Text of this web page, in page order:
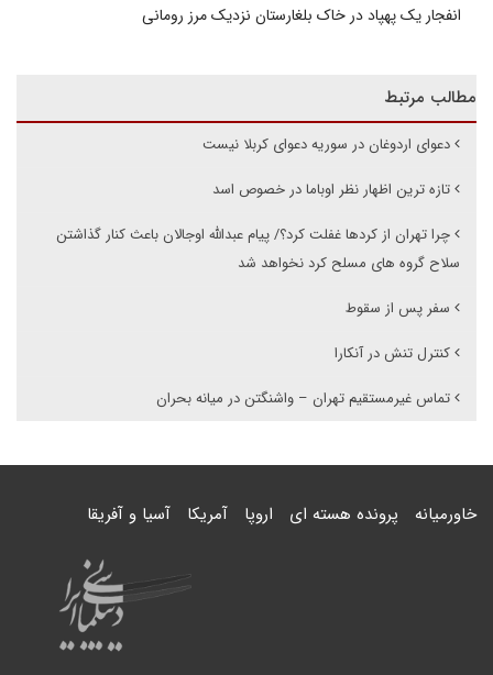
انفجار یک پهپاد در خاک بلغارستان نزدیک مرز رومانی
مطالب مرتبط
دعوای اردوغان در سوریه دعوای کربلا نیست
تازه ترین اظهار نظر اوباما در خصوص اسد
چرا تهران از کردها غفلت کرد؟/ پیام عبدالله اوجالان باعث کنار گذاشتن
سلاح گروه های مسلح کرد نخواهد شد
سفر پس از سقوط
کنترل تنش در آنکارا
تماس غیرمستقیم تهران – واشنگتن در میانه بحران
خاورمیانه پرونده هسته ای اروپا آمریکا آسیا و آفریقا